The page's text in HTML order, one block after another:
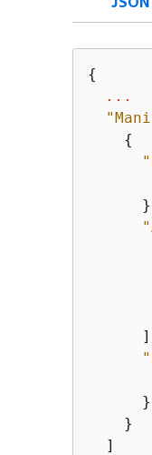
{
...
{
      }
    }
  ]